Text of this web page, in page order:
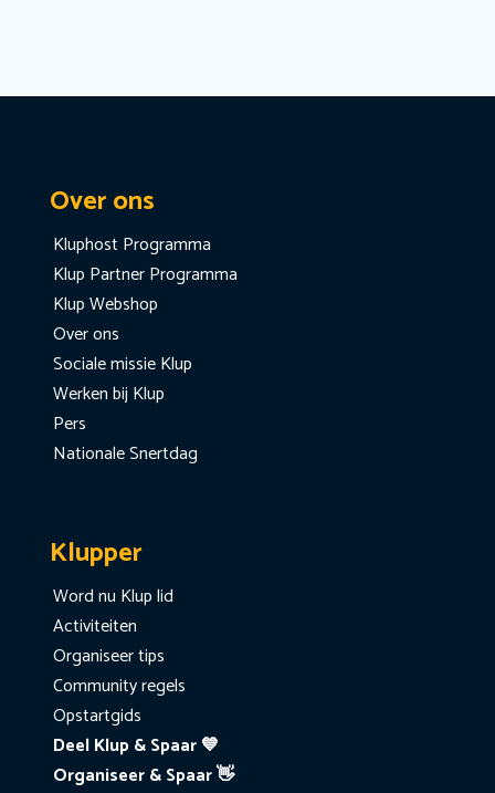
Over ons
Kluphost Programma
Klup Partner Programma
Klup Webshop
Over ons
Sociale missie Klup
Werken bij Klup
Pers
Nationale Snertdag
Klupper
Word nu Klup lid
Activiteiten
Organiseer tips
Community regels
Opstartgids
Deel Klup & Spaar 💙
Organiseer & Spaar 👋